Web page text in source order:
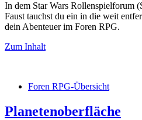
In dem Star Wars Rollenspielforum
Faust tauchst du ein in die weit
dein Abenteuer im Foren RPG.
Zum Inhalt
Foren RPG-Übersicht
Planetenoberfläche